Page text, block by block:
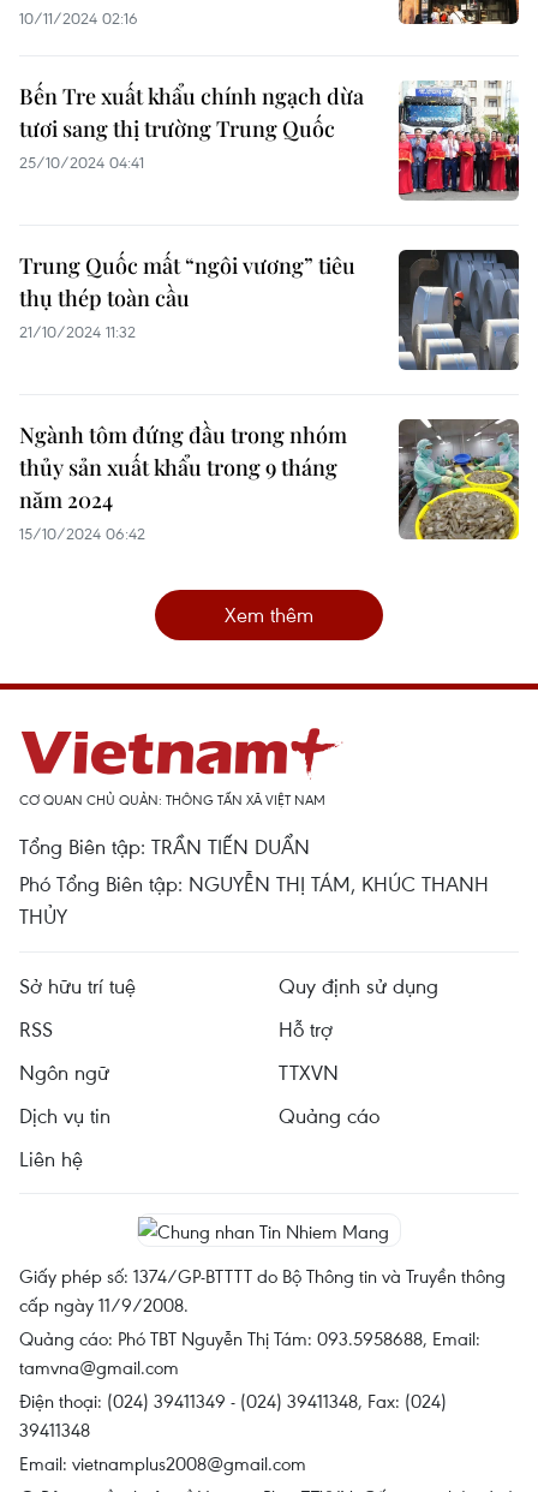
10/11/2024 02:16
Bến Tre xuất khẩu chính ngạch dừa
tươi sang thị trường Trung Quốc
25/10/2024 04:41
Trung Quốc mất “ngôi vương” tiêu
thụ thép toàn cầu
21/10/2024 11:32
Ngành tôm đứng đầu trong nhóm
thủy sản xuất khẩu trong 9 tháng
năm 2024
15/10/2024 06:42
Xem thêm
CƠ QUAN CHỦ QUẢN: THÔNG TẤN XÃ VIỆT NAM
Tổng Biên tập: TRẦN TIẾN DUẨN
Phó Tổng Biên tập: NGUYỄN THỊ TÁM, KHÚC THANH
THỦY
Sở hữu trí tuệ
Quy định sử dụng
RSS
Hỗ trợ
Ngôn ngữ
TTXVN
Dịch vụ tin
Quảng cáo
Liên hệ
Giấy phép số: 1374/GP-BTTTT do Bộ Thông tin và Truyền thông
cấp ngày 11/9/2008.
Quảng cáo: Phó TBT Nguyễn Thị Tám: 093.5958688, Email:
tamvna@gmail.com
Điện thoại: (024) 39411349 - (024) 39411348, Fax: (024)
39411348
Email: vietnamplus2008@gmail.com